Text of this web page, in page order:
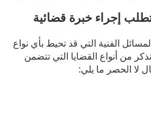
إجراء خبرة قضائية
الفنية التي قد تحيط بأي نواع
من أنواع القضايا التي تتضمن
لا الحصر ما يلي: